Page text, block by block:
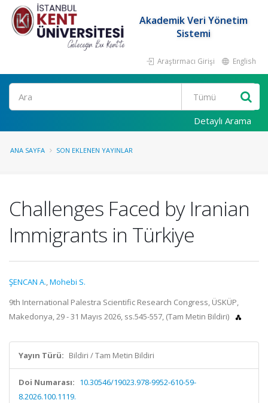
Akademik Veri Yönetim
Sistemi
Araştırmacı Girişi English
Ara
Detaylı Arama
ANA SAYFA SON EKLENEN YAYINLAR
Challenges Faced by Iranian
Immigrants in Türkiye
ŞENCAN A.,Mohebi S.
9th International Palestra Scientific Research Congress, ÜSKÜP,
Makedonya, 29 - 31 Mayıs 2026, ss.545-557, (Tam Metin Bildiri)
Yayın Türü: Bildiri / Tam Metin Bildiri
Doi Numarası: 10.30546/19023.978-9952-610-59-
8.2026.100.1119.